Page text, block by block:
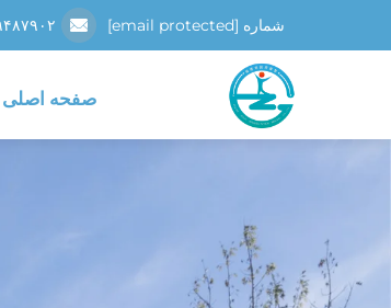
شماره D-U-N-S® ۵۲۹۴۸۷۹۰۲ [email protected]
صفحه اصلی